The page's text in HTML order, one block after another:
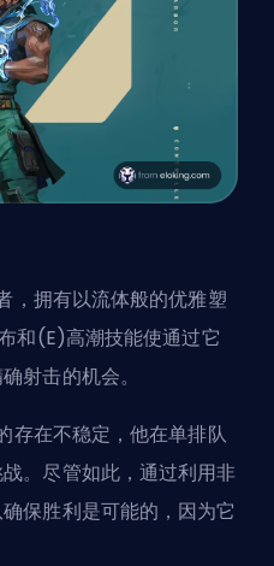
，拥有以流体般的优雅塑
和(E)高潮技能使通过它
射击的机会。
存在不稳定，他在单排队
。尽管如此，通过利用非
保胜利是可能的，因为它